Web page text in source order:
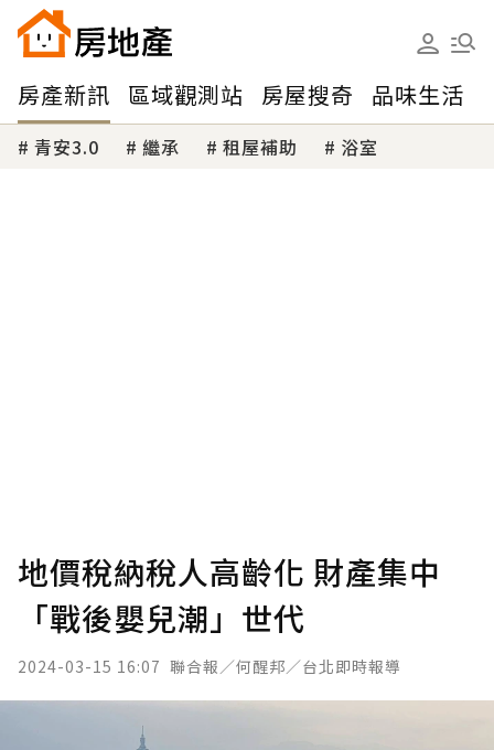
房產新訊 區域觀測站 房屋搜奇 品味生活
青安3.0 繼承 租屋補助 浴室
地價稅納稅人高齡化 財產集中
「戰後嬰兒潮」世代
2024-03-15 16:07 聯合報／何醒邦／台北即時報導